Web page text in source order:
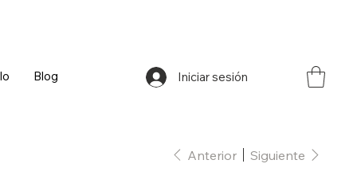
Iniciar sesión
Blog
Anterior Siguiente